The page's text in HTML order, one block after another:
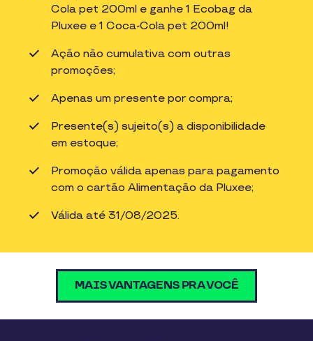
Cola pet 200ml e ganhe 1 Ecobag da
Pluxee e 1 Coca-Cola pet 200ml!
Ação não cumulativa com outras
promoções;
Apenas um presente por compra;
Presente(s) sujeito(s) a disponibilidade
em estoque;
Promoção válida apenas para pagamento
com o cartão Alimentação da Pluxee;
Válida até 31/08/2025.
MAIS VANTAGENS PRA VOCÊ